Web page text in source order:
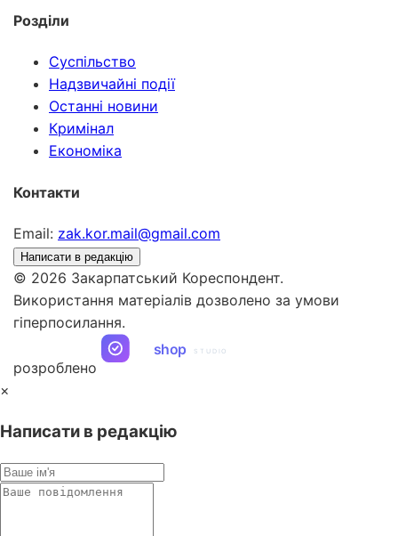
Розділи
Суспільство
Надзвичайні події
Останні новини
Кримінал
Економіка
Контакти
Email: zak.kor.mail@gmail.com
Написати в редакцію
© 2026 Закарпатський Кореспондент.
Використання матеріалів дозволено за умови
гіперпосилання.
розроблено
shop STUDIO
×
Написати в редакцію